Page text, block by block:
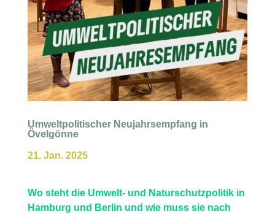
Umweltpolitischer Neujahrsempfang in
Övelgönne
21. Jan. 2025
Wo steht die Umwelt- und Naturschutzpolitik in
Hamburg und Berlin und wie muss sie nach